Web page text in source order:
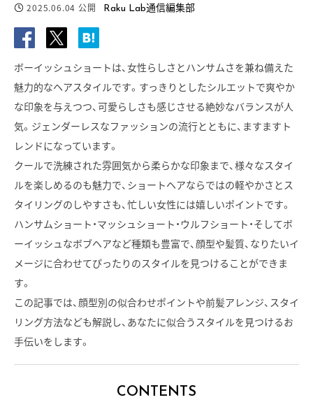
2025.06.04 公開 Raku Lab通信編集部
ボーイッシュショートは、女性らしさとハンサムさを兼ね備えた
魅力的なヘアスタイルです。すっきりとしたシルエットで爽やか
な印象を与えつつ、可愛らしさも感じさせる絶妙なバランスが人
気。ジェンダーレスなファッションの流行とともに、ますますト
レンドになっています。
クールで洗練された雰囲気から柔らかな印象まで、様々なスタイ
ルを楽しめるのも魅力で、ショートヘアならではの軽やかさとス
タイリングのしやすさも、忙しい女性には嬉しいポイントです。
ハンサムショート・マッシュショート・ウルフショート・そしてボ
ーイッシュなボブヘアなど種類も豊富で、顔型や髪質、なりたいイ
メージに合わせてぴったりのスタイルを見つけることができま
す。
この記事では、顔型別の似合わせポイントや前髪アレンジ、スタイ
リング方法なども解説し、あなたに似合うスタイルを見つけるお
手伝いをします。
CONTENTS